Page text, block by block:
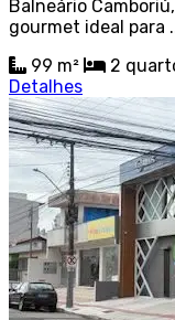
Balneário
gourmet ideal para
99 m²
2
Detalhes